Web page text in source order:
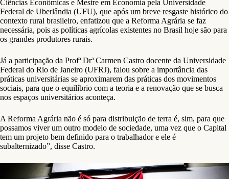
Ciências Econômicas e Mestre em Economia pela Universidade
Federal de Uberlândia (UFU), que após um breve resgaste histórico do
contexto rural brasileiro, enfatizou que a Reforma Agrária se faz
necessária, pois as políticas agrícolas existentes no Brasil hoje são para
os grandes produtores rurais.
Já a participação da Profª Drª Carmen Castro docente da Universidade
Federal do Rio de Janeiro (UFRJ), falou sobre a importância das
práticas universitárias se aproximarem das práticas dos movimentos
sociais, para que o equilíbrio com a teoria e a renovação que se busca
nos espaços universitários aconteça.
A Reforma Agrária não é só para distribuição de terra é, sim, para que
possamos viver um outro modelo de sociedade, uma vez que o Capital
tem um projeto bem definido para o trabalhador e ele é
subalternizado”, disse Castro.